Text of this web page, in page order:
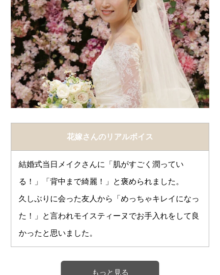
花嫁さんのリアルボイス
結婚式当日メイクさんに「肌がすごく潤ってい
る！」「背中まで綺麗！」と褒められました。
久しぶりに会った友人から「めっちゃキレイになっ
た！」と言われモイスティーヌでお手入れをして良
かったと思いました。
もっと見る